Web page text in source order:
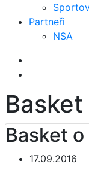
Partneři
NSA
Basket
17.09.2016